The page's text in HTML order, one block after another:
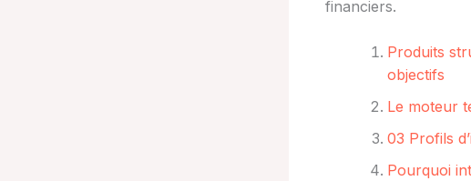
financiers.
Produits
objectifs
Le moteur
03 Profils
Pourquoi